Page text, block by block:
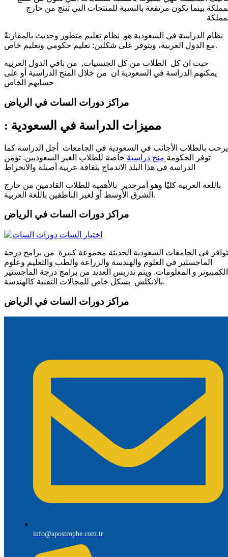
بينما تكون مرتفعة بالنسبة للمنتجات التي تنتج من خارج
نظام الدراسة في السعودية هو نظام تعليم متطور وحديث بالمقارنةً
مع الدول العربية، ويتوفر على شكلين: تعليم حكومي وتعليم خاص.
حيث ان كل الطلاب من كل الجنسيات, من باقي الدول العربية
يمكنهم الدراسة في السعودية ان من خلال المنح الدراسية أو على
حسابهم الخاص
: مميزات الدراسة في السعودية
يرحب بالطلاب الأجانب في السعودية في الجامعات أجل الدراسة كما
توفر الحكومة منح دراسية خاصة للطلاب الغير السعوديين. تؤمن
الدراسة في هذا البلد الاندماج بثقافة عربية أصيلة والانخراط
باللغة العربية كليًا وهو أمرجدير بالأهمية للطلاب القادمين من خارج
الشرق الأوسط أو لغير الناطقين باللغة العربية.
في الجامعات السعودية الحديثة مجموعة كبيرة من برامج درجة
الماجستير في العلوم والهندسة والزراعة والطب والتعليم وعلوم
الكمبيوتر و المعلومات. ويتم تدريس العديد من برامج درجة الماجستير
بالانكلش بشكل خاص للمجالات التقنية كالهندسة.
info@apostrophe.com.tr